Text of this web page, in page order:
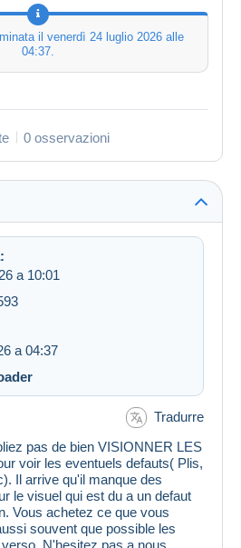
il venerdì 24 luglio 2026 alle
04:37
0 osservazioni
a 10:01
a 04:37
Tradurre
pas de bien VISIONNER LES
voir les eventuels defauts( Plis,
Il arrive qu'il manque des
le visuel qui est du a un defaut
Vous achetez ce que vous
souvent que possible les